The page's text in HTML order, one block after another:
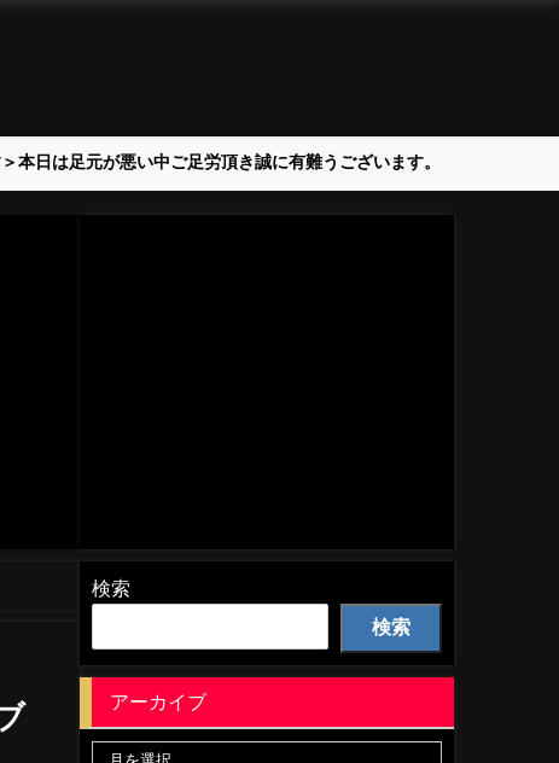
日は足元が悪い中ご足労頂き誠に有難うございます。
検索
検索
アーカイブ